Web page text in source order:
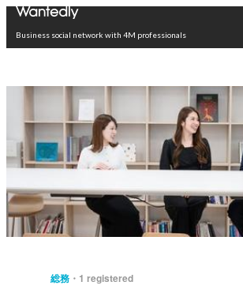
Business social network with 4M professionals
総務 1 registered